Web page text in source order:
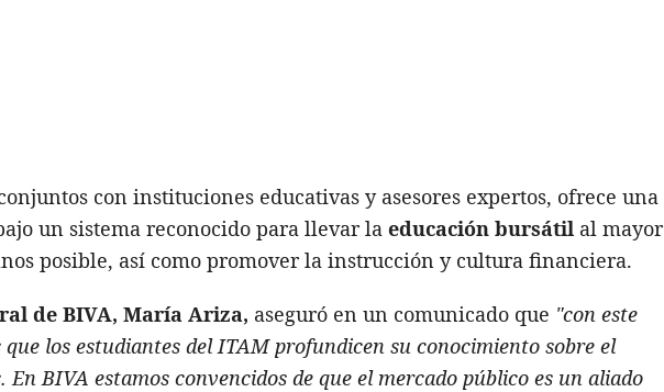
con instituciones educativas y asesores expertos, ofrece una
un sistema reconocido para llevar la educación bursátil al mayor
posible, así como promover la instrucción y cultura financiera.
de BIVA, María Ariza, aseguró en un comunicado que "con este
los estudiantes del ITAM profundicen su conocimiento sobre el
En BIVA estamos convencidos de que el mercado público es un aliado